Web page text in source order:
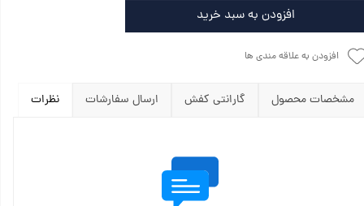
افزودن به سبد خرید
افزودن به علاقه مندی ها
مشخصات محصول گارانتی کفش ارسال سفارشات نظرات